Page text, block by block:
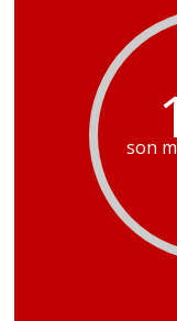
son